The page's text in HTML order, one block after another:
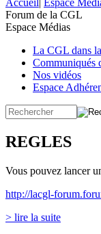
Accueil| Espace
Forum de la CGL
Espace Médias
La CGL dans
Communiqués
Nos vidéos
Espace
REGLES
Vous pouvez lancer
http://lacgl-
> lire la suite